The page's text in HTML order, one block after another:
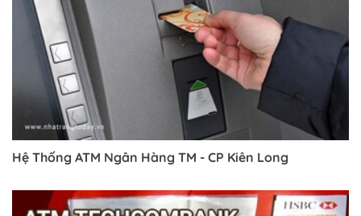
Hệ Thống ATM Ngân Hàng TM - CP Kiên Long